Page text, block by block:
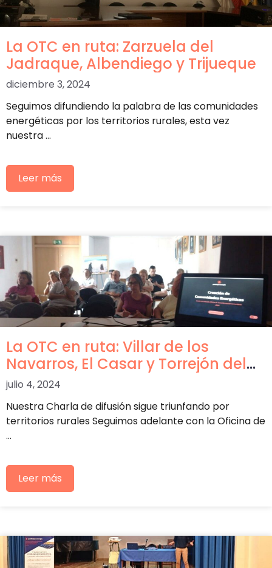
La OTC en ruta: Zarzuela del
Jadraque, Albendiego y Trijueque
diciembre 3, 2024
Seguimos difundiendo la palabra de las comunidades
energéticas por los territorios rurales, esta vez
nuestra …
Leer más
La OTC en ruta: Villar de los
Navarros, El Casar y Torrejón del
Rey
julio 4, 2024
Nuestra Charla de difusión sigue triunfando por
territorios rurales Seguimos adelante con la Oficina de
…
Leer más